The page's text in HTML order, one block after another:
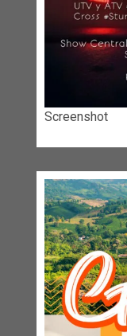
Screenshot